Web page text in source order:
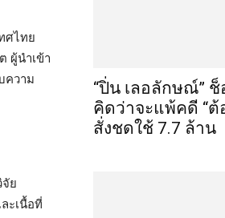
ศไทย
ผู้นำเข้า
ความ
ย
ะเนื้อที่
“ปิ่น เลอลักษณ์”
คิดว่าจะแพ้คดี “ต้
สั่งชดใช้ 7.7 ล้าน